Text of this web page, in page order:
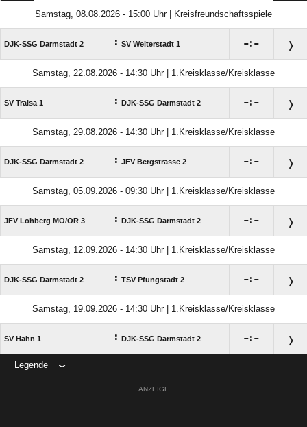
Samstag, 08.08.2026 - 15:00 Uhr | Kreisfreundschaftsspiele
DJK-SSG Darmstadt 2 : SV Weiterstadt 1 :
Samstag, 22.08.2026 - 14:30 Uhr | 1.Kreisklasse/Kreisklasse
SV Traisa 1 : DJK-SSG Darmstadt 2 :
Samstag, 29.08.2026 - 14:30 Uhr | 1.Kreisklasse/Kreisklasse
DJK-SSG Darmstadt 2 : JFV Bergstrasse 2 :
Samstag, 05.09.2026 - 09:30 Uhr | 1.Kreisklasse/Kreisklasse
JFV Lohberg MO/​OR 3 : DJK-SSG Darmstadt 2 :
Samstag, 12.09.2026 - 14:30 Uhr | 1.Kreisklasse/Kreisklasse
DJK-SSG Darmstadt 2 : TSV Pfungstadt 2 :
Samstag, 19.09.2026 - 14:30 Uhr | 1.Kreisklasse/Kreisklasse
SV Hahn 1 : DJK-SSG Darmstadt 2 :
Legende
ANZEIGE